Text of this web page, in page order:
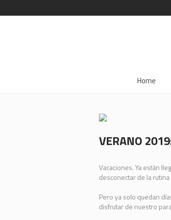
Home
VERANO
Vacaciones. Ya están
desconectar de la
Pero ya solo quedan
disfrutar de nuestro